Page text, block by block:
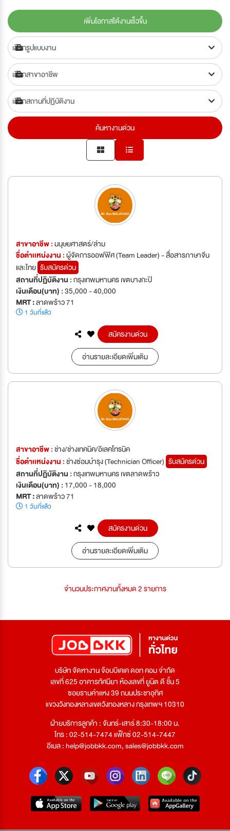
เพิ่มโอกาสได้งานเร็วขึ้น
ค้นหางานด่วน
สาขาอาชีพ :มนุษยศาสตร์/ล่าม
ชื่อตำเเหน่งงาน :ผู้จัดการออฟฟิศ (Team Leader) - สื่อสารภาษาจีน
และไทย รับสมัครด่วน
สถานที่ปฏิบัติงาน :กรุงเทพมหานคร เขตบางกะปิ
เงินเดือน(บาท) :35,000 - 40,000
MRT :ลาดพร้าว 71
1 วันที่แล้ว
สมัครงานด่วน
อ่านรายละเอียดเพิ่มเติม
สาขาอาชีพ :ช่าง/ช่างเทคนิค/อิเลคโทรนิค
ชื่อตำเเหน่งงาน :ช่างซ่อมบำรุง (Technician Officer) รับสมัครด่วน
สถานที่ปฏิบัติงาน :กรุงเทพมหานคร เขตลาดพร้าว
เงินเดือน(บาท) : 17,000 - 18,000
MRT :ลาดพร้าว 71
1 วันที่แล้ว
สมัครงานด่วน
อ่านรายละเอียดเพิ่มเติม
จำนวนประกาศงานทั้งหมด 2 รายการ
บริษัท จัดหางาน จ๊อบบีเคเค ดอท คอม จำกัด
เลขที่ 625 อาคารทัศนียา ห้องเลขที่ ยูนิต ดี ชั้น 5
ซอยรามคำแหง 39 ถนนประชาอุทิศ
แขวงวังทองหลางเขตวังทองหลาง กรุงเทพฯ 10310
ฝ่ายบริการลูกค้า : จันทร์-เสาร์ 8:30-18:00 น.
โทร : 02-514-7474 แฟ็กซ์ 02-514-7447
อีเมล :help@jobbkk.com,sales@jobbkk.com